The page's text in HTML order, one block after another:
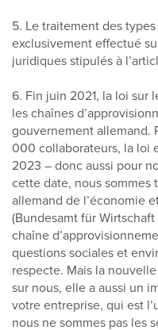
5. Le traitement des
exclusivement effectué
juridiques stipulés à
6. Fin juin 2021, la loi sur
les chaînes
gouvernement allemand.
000 collaborateurs, la loi
2023 – donc aussi pour
cette date, nous sommes
allemand de l’économie
(Bundesamt für
chaîne
questions sociales et
respecte. Mais la
sur nous, elle a aussi un
votre entreprise, qui est
nous ne sommes pas les